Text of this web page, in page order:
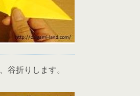
谷折りします。